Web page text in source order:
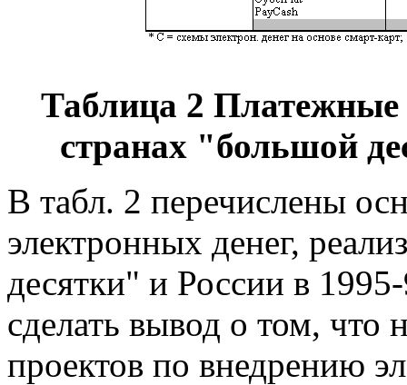
Таблица 2 Платежные
странах "большой
В табл. 2 перечислены
электронных денег,
десятки" и России в
сделать вывод о том, что
проектов по внедрению